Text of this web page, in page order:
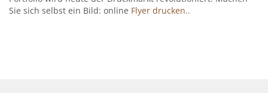
Sie sich selbst ein Bild: online Flyer drucken..